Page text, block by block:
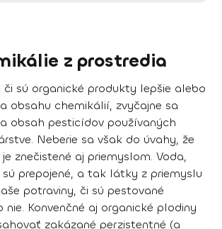
z prostredia
sú organické produkty lepšie alebo
obsahu chemikálií, zvyčajne sa
obsah pesticídov používaných
Neberie sa však do úvahy, že
znečistené aj priemyslom. Voda,
prepojené, a tak látky z priemyslu
potraviny, či sú pestované
Konvenčné aj organické plodiny
zakázané perzistentné (a